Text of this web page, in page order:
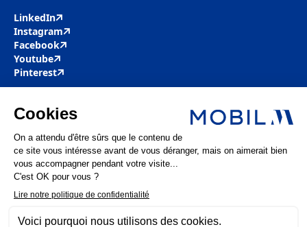
LinkedIn
Instagram
Facebook
Youtube
Pinterest
Mobil M & Vous
Nos offres d’emploi
Actualités
FAQ